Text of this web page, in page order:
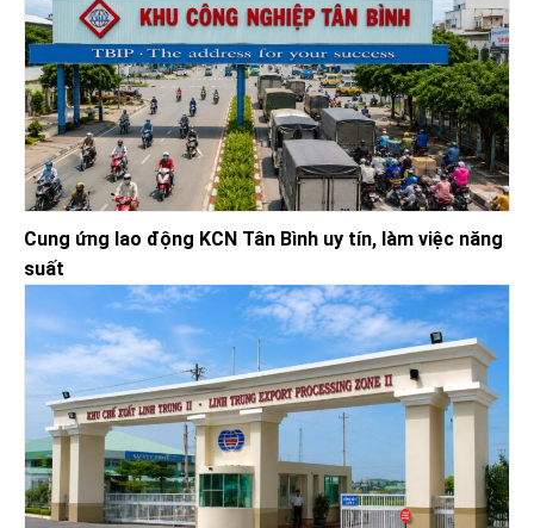
Cung ứng lao động KCN Tân Bình uy tín, làm việc năng
suất